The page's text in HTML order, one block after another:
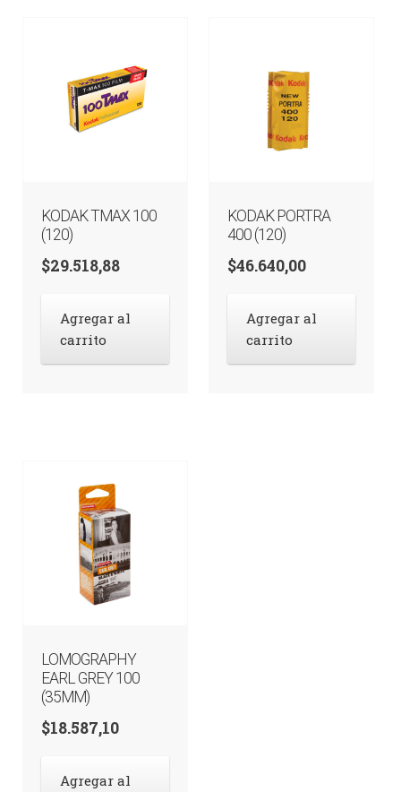
KODAK TMAX 100
(120)
$29.518,88
Agregar al
carrito
KODAK PORTRA
400 (120)
$46.640,00
Agregar al
carrito
LOMOGRAPHY
EARL GREY 100
(35MM)
$18.587,10
Agregar al